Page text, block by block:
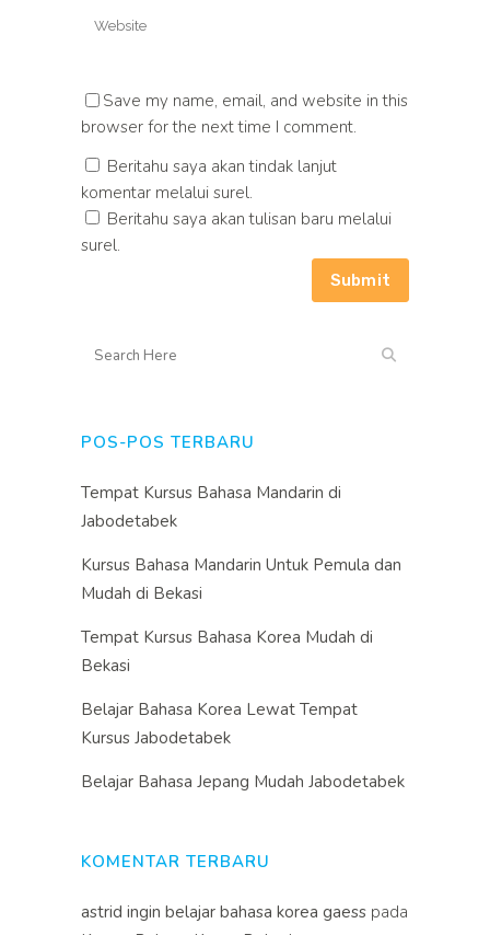
Save my name, email, and website in this
browser for the next time I comment.
Beritahu saya akan tindak lanjut
komentar melalui surel.
Beritahu saya akan tulisan baru melalui
surel.
POS-POS TERBARU
Tempat Kursus Bahasa Mandarin di
Jabodetabek
Kursus Bahasa Mandarin Untuk Pemula dan
Mudah di Bekasi
Tempat Kursus Bahasa Korea Mudah di
Bekasi
Belajar Bahasa Korea Lewat Tempat
Kursus Jabodetabek
Belajar Bahasa Jepang Mudah Jabodetabek
KOMENTAR TERBARU
astrid ingin belajar bahasa korea gaess pada